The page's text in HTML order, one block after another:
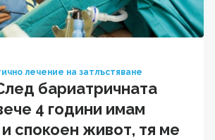
лечение на затлъстяване
бариатричната
4 години имам
спокоен живот, тя ме